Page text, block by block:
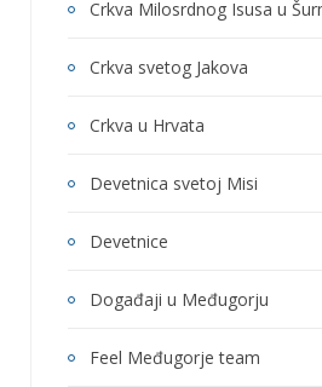
Crkva Milosrdnog Isusa u
Crkva svetog Jakova
Crkva u Hrvata
Devetnica svetoj Misi
Devetnice
Događaji u Međugorju
Feel Međugorje team